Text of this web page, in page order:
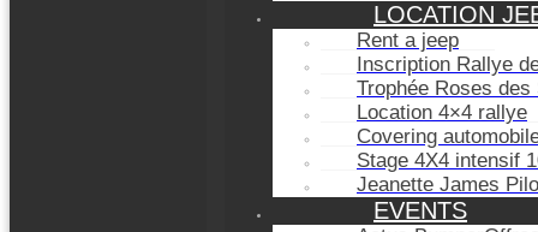
LOCATION
Rent a jeep
Inscription Rallye
Trophée Roses des
Location 4×4 rallye
Covering
Stage 4X4 intensif
Jeanette James
EVENTS